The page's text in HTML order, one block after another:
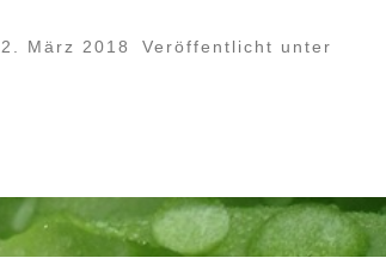
2. März 2018 Veröffentlicht unter